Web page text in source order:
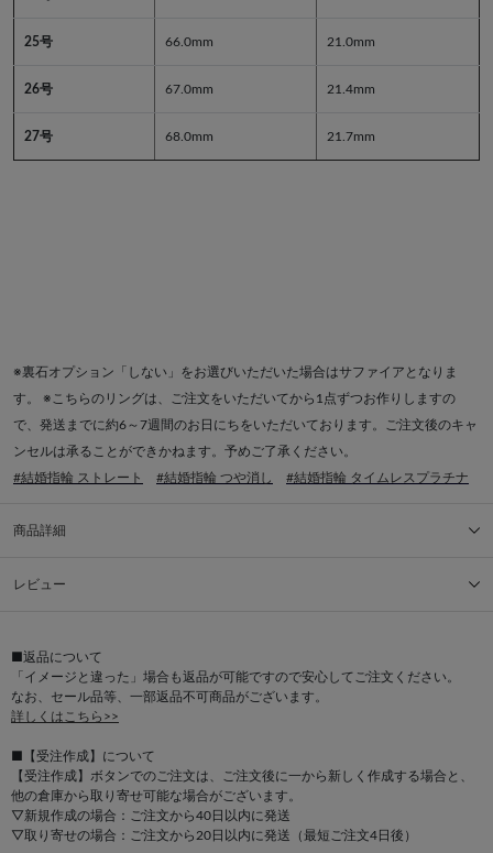
25号 66.0mm 21.0mm
26号 67.0mm 21.4mm
27号 68.0mm 21.7mm
※裏石オプション「しない」をお選びいただいた場合はサファイアとなりま
す。 ※こちらのリングは、ご注文をいただいてから1点ずつお作りしますの
で、発送までに約6～7週間のお日にちをいただいております。ご注文後のキャ
ンセルは承ることができかねます。予めご了承ください。
#結婚指輪 ストレート
#結婚指輪 つや消し #結婚指輪 タイムレスプラチナ
商品詳細
レビュー
■返品について
「イメージと違った」場合も返品が可能ですので安心してご注文ください。
なお、セール品等、一部返品不可商品がございます。
詳しくはこちら>>
■【受注作成】について
【受注作成】ボタンでのご注文は、ご注文後に一から新しく作成する場合と、
他の倉庫から取り寄せ可能な場合がございます。
▽新規作成の場合：ご注文から40日以内に発送
▽取り寄せの場合：ご注文から20日以内に発送（最短ご注文4日後）